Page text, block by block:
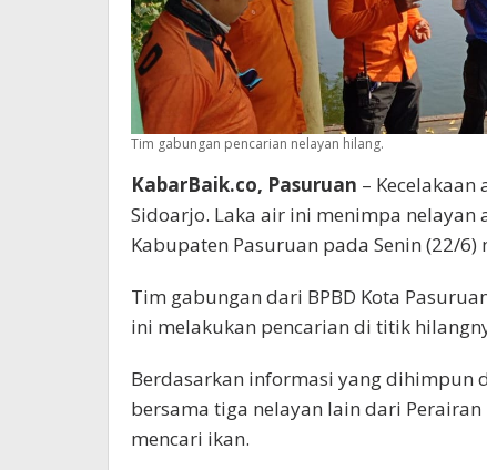
Tim gabungan pencarian nelayan hilang.
KabarBaik.co, Pasuruan –
Sidoarjo. Laka air ini menimpa nelayan
Kabupaten Pasuruan pada Senin (22/6)
Tim gabungan dari BPBD Kota
ini melakukan pencarian di titik
Berdasarkan informasi yang dihimpun
bersama tiga nelayan lain dari
mencari ikan.